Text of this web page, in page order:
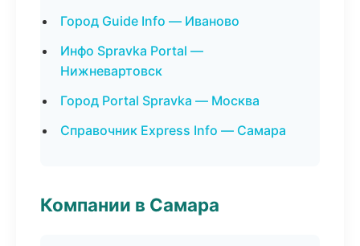
Город Guide Info — Иваново
Инфо Spravka Portal —
Нижневартовск
Город Portal Spravka — Москва
Справочник Express Info — Самара
Компании в Самара